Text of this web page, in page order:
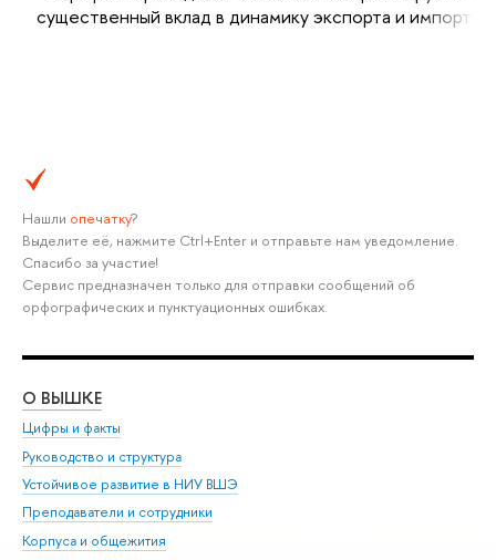
существенный вклад в динамику экспорта и импорта
Нашли опечатку?
Выделите её, нажмите Ctrl+Enter и отправьте нам уведомление.
Спасибо за участие!
Сервис предназначен только для отправки сообщений об
орфографических и пунктуационных ошибках.
О ВЫШКЕ
Цифры и факты
Руководство и структура
Устойчивое развитие в НИУ ВШЭ
Преподаватели и сотрудники
Корпуса и общежития